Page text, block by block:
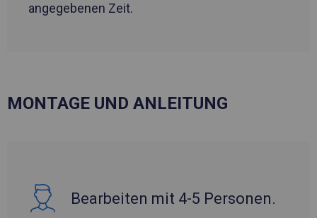
angegebenen Zeit.
MONTAGE UND ANLEITUNG
Bearbeiten mit 4-5 Personen.